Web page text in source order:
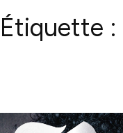
Étiquette :